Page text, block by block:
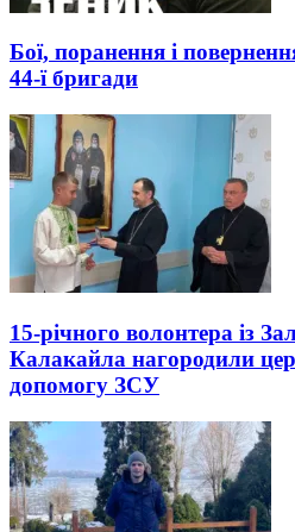
Бої, поранення і
44-ї бригади
15-річного волонтера із
Калакайла нагородили
допомогу ЗСУ